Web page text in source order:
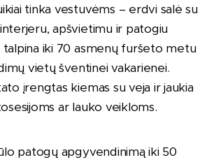
tinka vestuvėms – erdvi salė su
apšvietimu ir patogiu
iki 70 asmenų furšeto metu
vietų šventinei vakarienei.
įrengtas kiemas su veja ir jaukia
ar lauko veikloms.
patogų apgyvendinimą iki 50